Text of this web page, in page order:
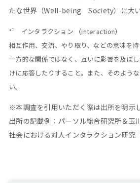
たな世界（Well-being Society）に大い
*¹ インタラクション （interaction）
相互作用、交流、やり取り、などの意味を持
一方的な関係ではなく、互いに影響を及ぼ
けに応答したりすること。また、そのよう
い。
※本調査を引用いただく際は出所を明示
出所の記載例：パーソル総合研究所＆
社会における対人インタラクション研究